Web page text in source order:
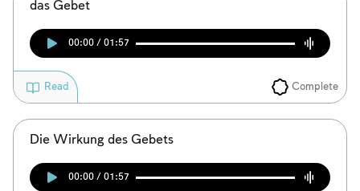
das Gebet
00:00 / 01:57
Complete
Read
Die Wirkung des Gebets
00:00 / 01:57